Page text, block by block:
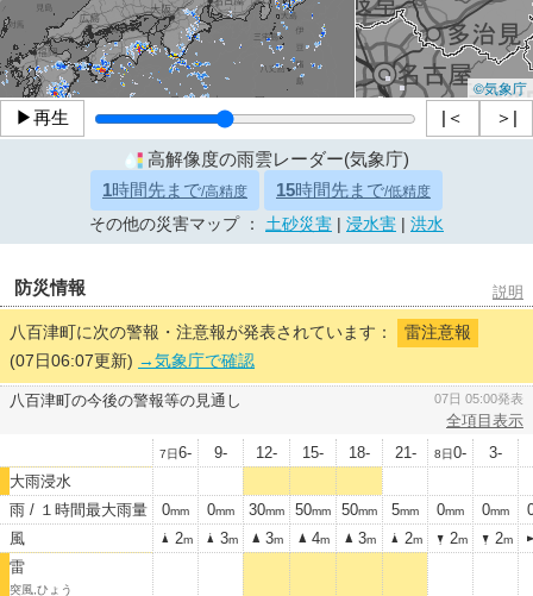
©気象庁
▶再生 |＜ ＞|
高解像度の雨雲レーダー(気象庁)
1時間先まで/高精度 15時間先まで/低精度
その他の災害マップ ： 土砂災害 浸水害 洪水
防災情報 説明
八百津町に次の警報・注意報が発表されています：
雷注意報
(07日06:07更新) →気象庁で確認
八百津町の今後の警報等の見通し 07日 05:00発表
全項目表示
7日6- 9- 12- 15- 18- 21- 8日0-
3-
大雨浸水
雨 / １時間最大雨量
0mm 0mm 30mm 50mm 50mm 5mm 0mm 0mm
風
2m 3m 3m 4m 3m 2m 2m 2m
雷
突風,ひょう